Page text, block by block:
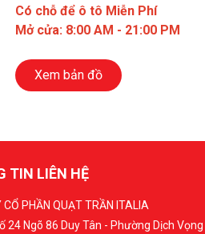
Có chỗ để ô tô Miễn Phí
Mở cửa: 8:00 AM - 21:00 PM
Xem bản đồ
TIN LIÊN HỆ
CỔ PHẦN QUẠT TRẦN ITALIA
24 Ngõ 86 Duy Tân - Phường Dịch Vọng